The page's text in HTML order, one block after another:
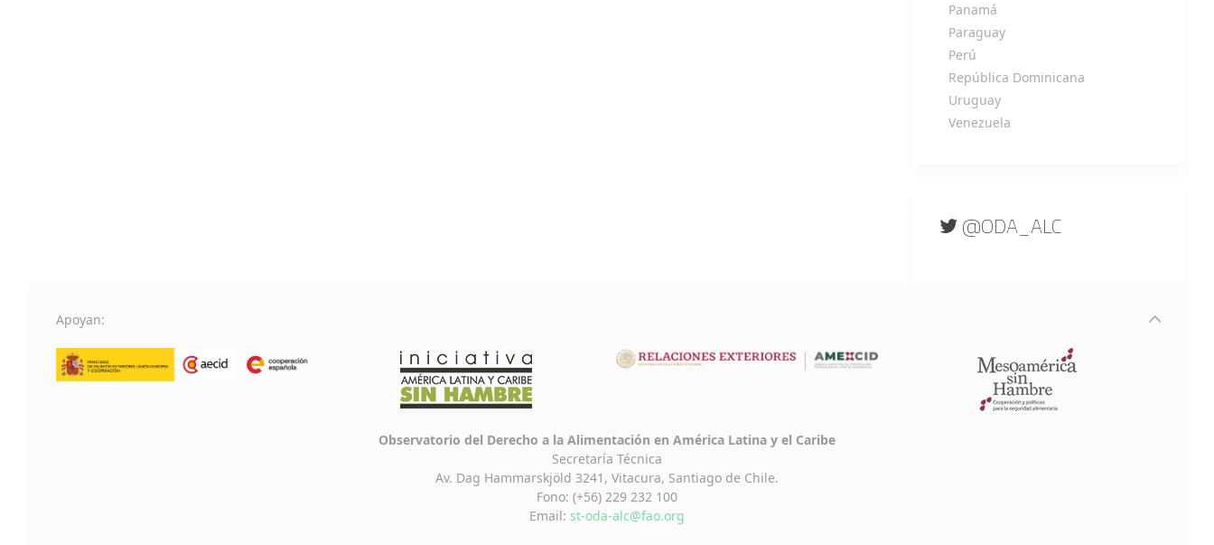
Panamá
Paraguay
Perú
República Dominicana
Uruguay
Venezuela
@ODA_ALC
Apoyan:
Observatorio del Derecho a la Alimentación en América Latina y el Caribe
Secretaría Técnica
Av. Dag Hammarskjöld 3241, Vitacura, Santiago de Chile.
Fono: (+56) 229 232 100
Email: st-oda-alc@fao.org